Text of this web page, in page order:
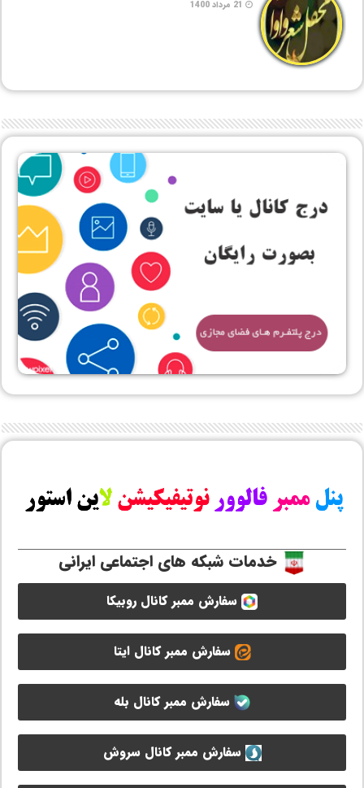
21 مرداد 1400
خدمات شبکه های اجتماعی ایرانی
سفارش ممبر کانال روبیکا
سفارش ممبر کانال ایتا
سفارش ممبر کانال بله
سفارش ممبر کانال سروش